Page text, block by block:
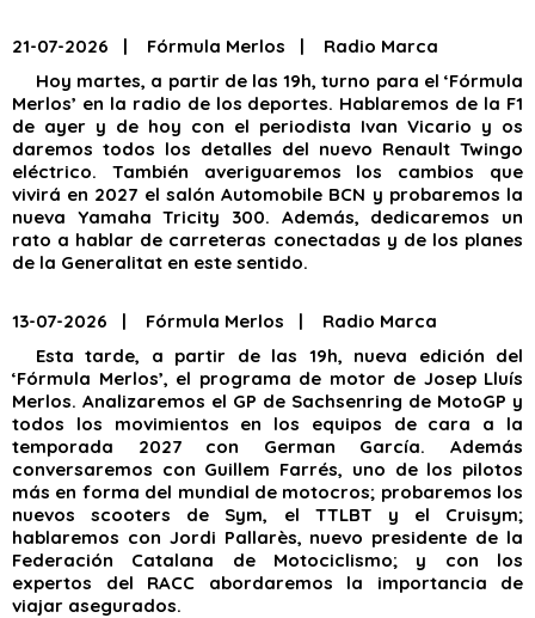
21-07-2026 | Fórmula Merlos | Radio Marca
Hoy martes, a partir de las 19h, turno para el ‘Fórmula
Merlos’ en la radio de los deportes. Hablaremos de la F1
de ayer y de hoy con el periodista Ivan Vicario y os
daremos todos los detalles del nuevo Renault Twingo
eléctrico. También averiguaremos los cambios que
vivirá en 2027 el salón Automobile BCN y probaremos la
nueva Yamaha Tricity 300. Además, dedicaremos un
rato a hablar de carreteras conectadas y de los planes
de la Generalitat en este sentido.
13-07-2026 | Fórmula Merlos | Radio Marca
Esta tarde, a partir de las 19h, nueva edición del
‘Fórmula Merlos’, el programa de motor de Josep Lluís
Merlos. Analizaremos el GP de Sachsenring de MotoGP y
todos los movimientos en los equipos de cara a la
temporada 2027 con German García. Además
conversaremos con Guillem Farrés, uno de los pilotos
más en forma del mundial de motocros; probaremos los
nuevos scooters de Sym, el TTLBT y el Cruisym;
hablaremos con Jordi Pallarès, nuevo presidente de la
Federación Catalana de Motociclismo; y con los
expertos del RACC abordaremos la importancia de
viajar asegurados.